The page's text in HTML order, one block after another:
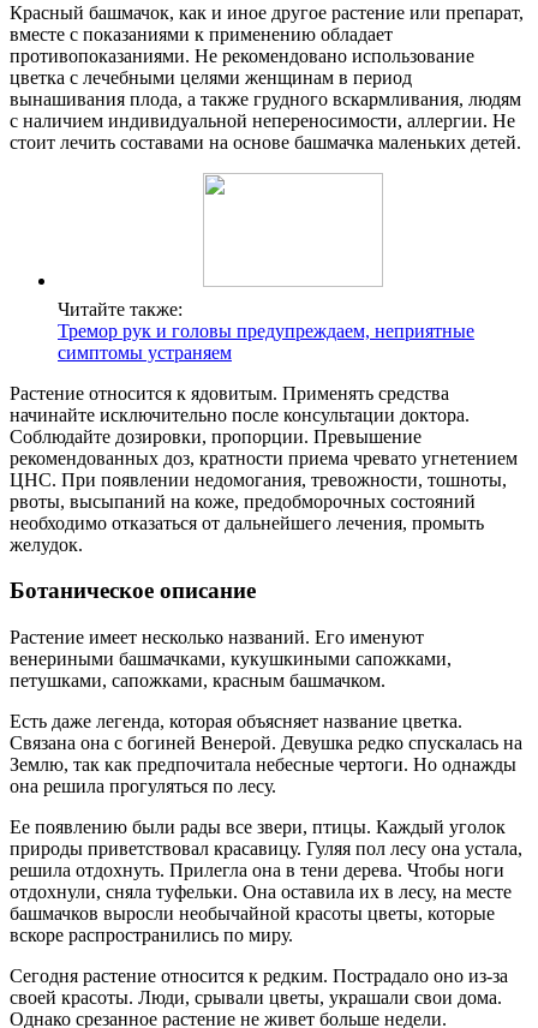
Красный башмачок, как и иное другое растение или препарат,
вместе с показаниями к применению обладает
противопоказаниями. Не рекомендовано использование
цветка с лечебными целями женщинам в период
вынашивания плода, а также грудного вскармливания, людям
с наличием индивидуальной непереносимости, аллергии. Не
стоит лечить составами на основе башмачка маленьких детей.
Читайте также:
Тремор рук и головы предупреждаем, неприятные
симптомы устраняем
Растение относится к ядовитым. Применять средства
начинайте исключительно после консультации доктора.
Соблюдайте дозировки, пропорции. Превышение
рекомендованных доз, кратности приема чревато угнетением
ЦНС. При появлении недомогания, тревожности, тошноты,
рвоты, высыпаний на коже, предобморочных состояний
необходимо отказаться от дальнейшего лечения, промыть
желудок.
Ботаническое описание
Растение имеет несколько названий. Его именуют
венериными башмачками, кукушкиными сапожками,
петушками, сапожками, красным башмачком.
Есть даже легенда, которая объясняет название цветка.
Связана она с богиней Венерой. Девушка редко спускалась на
Землю, так как предпочитала небесные чертоги. Но однажды
она решила прогуляться по лесу.
Ее появлению были рады все звери, птицы. Каждый уголок
природы приветствовал красавицу. Гуляя пол лесу она устала,
решила отдохнуть. Прилегла она в тени дерева. Чтобы ноги
отдохнули, сняла туфельки. Она оставила их в лесу, на месте
башмачков выросли необычайной красоты цветы, которые
вскоре распространились по миру.
Сегодня растение относится к редким. Пострадало оно из-за
своей красоты. Люди, срывали цветы, украшали свои дома.
Однако срезанное растение не живет больше недели.